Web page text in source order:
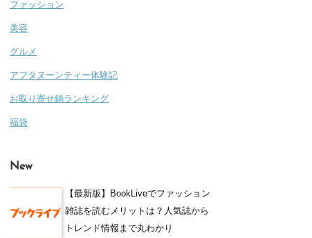
ファッション
美容
グルメ
アフタヌーンティー体験記
お取り寄せ鍋ランキング
福袋
New
【最新版】BookLiveでファッション
雑誌を読むメリットは？人気誌から
トレンド情報まで丸わかり